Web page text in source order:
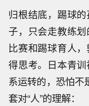
归根结底，踢球
子，只会走教练
比赛和踢球育人
得思考。日本青
系运转的，恐怕不
套对“人”的理解：